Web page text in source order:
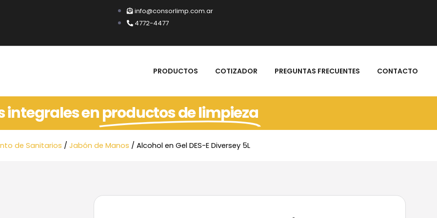
info@consorlimp.com.ar
4772-4477
PRODUCTOS COTIZADOR PREGUNTAS FRECUENTES CONTACTO
integrales enproductos de limpieza
de Sanitarios / Jabón de Manos / Alcohol en Gel DES-E Diversey 5L